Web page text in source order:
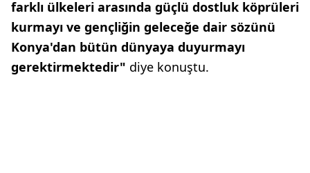
farklı ülkeleri arasında güçlü dostluk köprüleri
kurmayı ve gençliğin geleceğe dair sözünü
Konya'dan bütün dünyaya duyurmayı
gerektirmektedir" diye konuştu.